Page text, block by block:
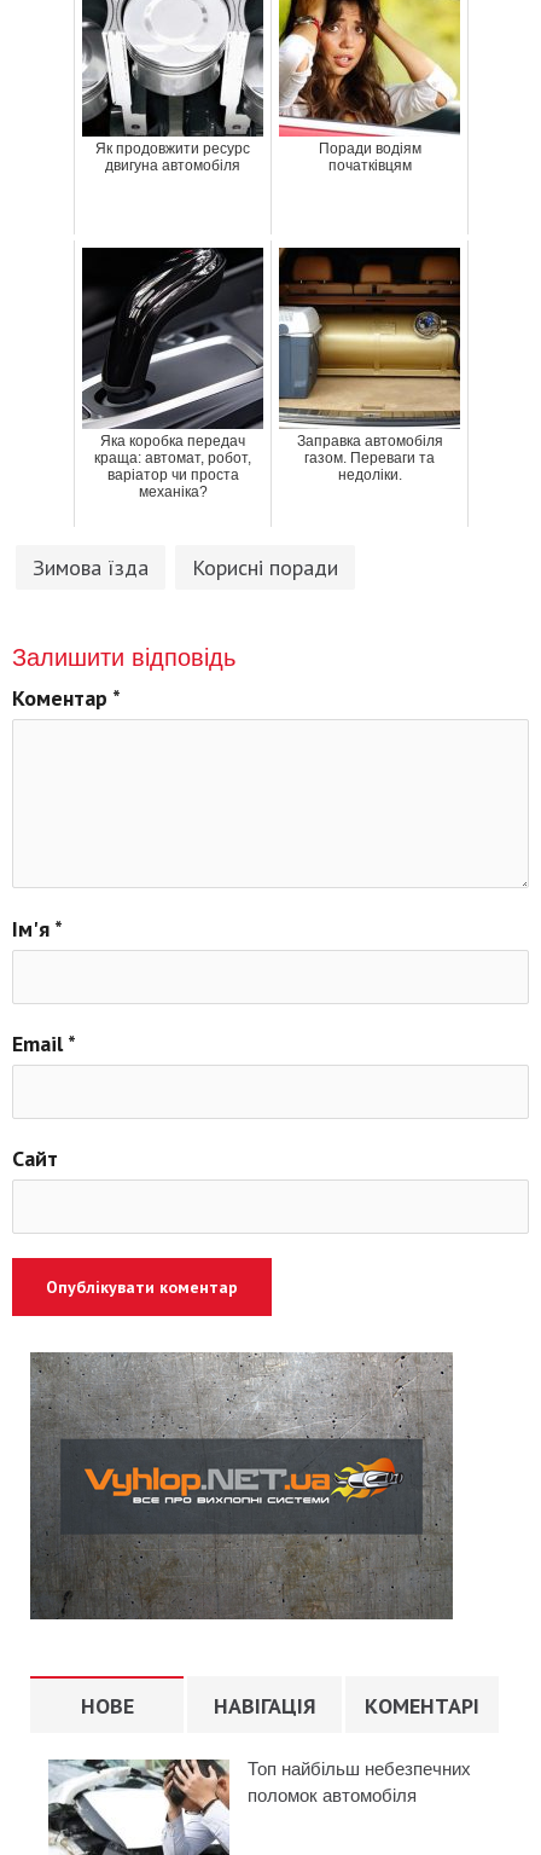
Як продовжити ресурс
двигуна автомобіля
Поради водіям
початківцям
Яка коробка передач
краща: автомат, робот,
варіатор чи проста
механіка?
Заправка автомобіля
газом. Переваги та
недоліки.
Зимова їзда Корисні поради
Залишити відповідь
Коментар *
Ім'я *
Email*
Сайт
НОВЕ НАВІГАЦІЯ КОМЕНТАРІ
Топ найбільш небезпечних
поломок автомобіля